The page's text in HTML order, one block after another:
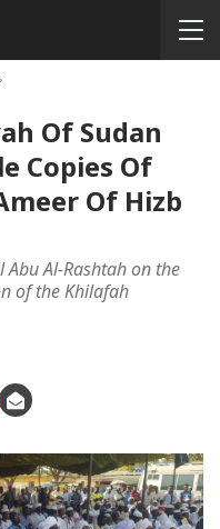
Of Sudan
Copies Of
Of Hizb
Abu Al-Rashtah on the
of the Khilafah